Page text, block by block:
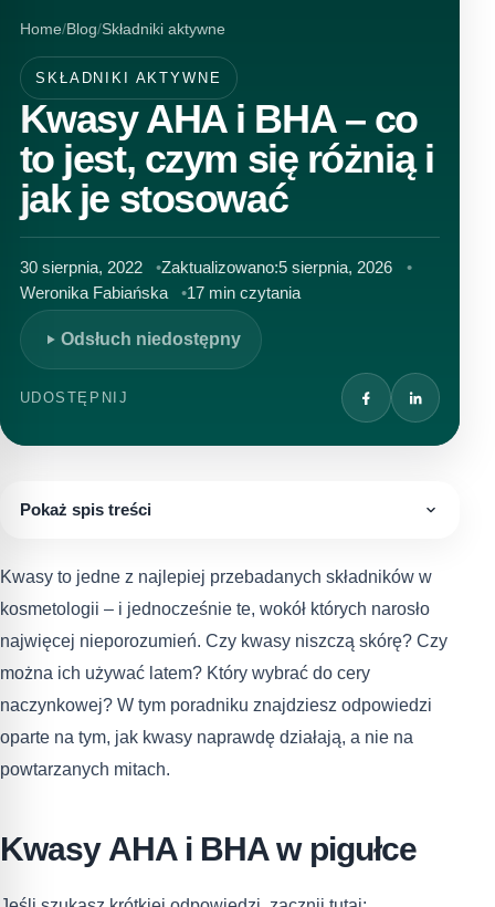
Home Blog Składniki aktywne
SKŁADNIKI AKTYWNE
Kwasy AHA i BHA – co
to jest, czym się różnią i
jak je stosować
30 sierpnia, 2022 Zaktualizowano:5 sierpnia, 2026
Weronika Fabiańska
17 min czytania
Odsłuch niedostępny
UDOSTĘPNIJ
Pokaż spis treści
Kwasy to jedne z najlepiej przebadanych składników w
kosmetologii – i jednocześnie te, wokół których narosło
najwięcej nieporozumień. Czy kwasy niszczą skórę? Czy
można ich używać latem? Który wybrać do cery
naczynkowej? W tym poradniku znajdziesz odpowiedzi
oparte na tym, jak kwasy naprawdę działają, a nie na
powtarzanych mitach.
Kwasy AHA i BHA w pigułce